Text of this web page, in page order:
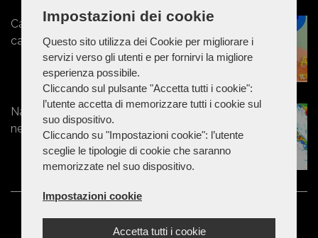
Impostazioni dei cookie
Questo sito utilizza dei Cookie per migliorare i
servizi verso gli utenti e per fornirvi la migliore
esperienza possibile.
Cliccando sul pulsante "Accetta tutti i cookie":
l’utente accetta di memorizzare tutti i cookie sul
suo dispositivo.
Cliccando su "Impostazioni cookie": l’utente
sceglie le tipologie di cookie che saranno
memorizzate nel suo dispositivo.
Impostazioni cookie
Accetta tutti i cookie
Capodanno senza precipitazioni,
calo delle temperature per l'Epifania
Natale sotto la neve: freddo artico e
nevicate diffuse sul Centro-Sud